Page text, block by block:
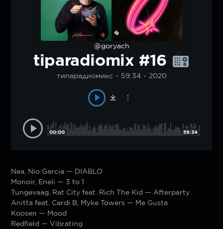
@goryach
tiparadiomix #16
типарадиомикс 59:34 2020
00:00 59:34
Nea, Nio Garcia — DIABLO
Monoir, Eneli — 3 to 1
Tungevaag, Rat City feat. Rich The Kid — Afterparty
Anitta feat. Cardi B, Myke Towers — Me Gusta
Koosen — Mood
Redfield — Vibrating